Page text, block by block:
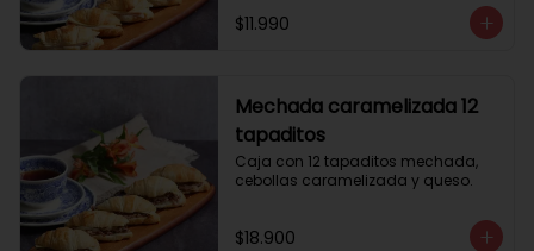
$11.990
Mechada caramelizada 12
tapaditos
Caja con 12 tapaditos mechada,
cebollas caramelizada y queso.
$18.900